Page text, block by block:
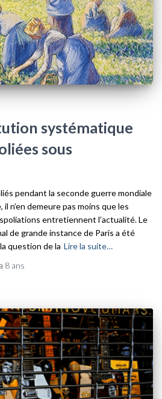
systématique
sous
pendant la seconde guerre mondiale
n’en demeure pas moins que les
entretiennent l’actualité. Le
de grande instance de Paris a été
question de la Lire la suite…
8 ans